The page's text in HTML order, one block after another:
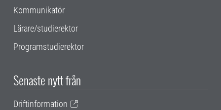
Kommunikatör
Lärare/studierektor
Programstudierektor
Senaste nytt från
Driftinformation